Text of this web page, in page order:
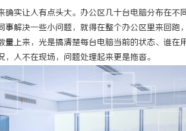
确实让人有点头大。办公区几十台电脑分布在
事解决一些小问题，就得在整个办公区里来回跑
量上来，光是搞清楚每台电脑当前的状态、谁
人不在现场，问题处理起来更是拖沓。